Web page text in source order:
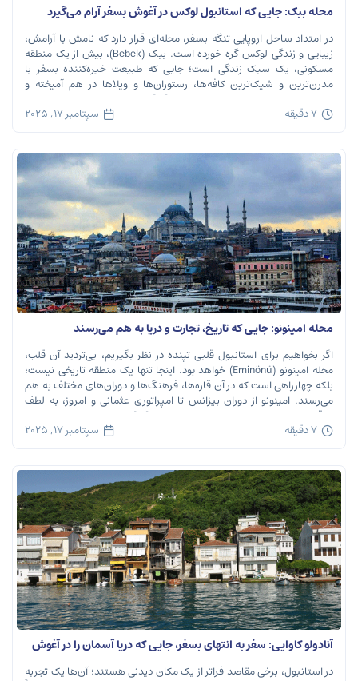
محله ببک: جایی که استانبول لوکس در آغوش بسفر آرام می‌گیرد
در امتداد ساحل اروپایی تنگه بسفر، محله‌ای قرار دارد که نامش با آرامش،
زیبایی و زندگی لوکس گره خورده است. ببک (Bebek)، بیش از یک منطقه
مسکونی، یک سبک زندگی است؛ جایی که طبیعت خیره‌کننده بسفر با
مدرن‌ترین و شیک‌ترین کافه‌ها، رستوران‌ها و ویلاها در هم آمیخته و
تصویری بی‌نظیر از استانبول معاصر را به […]
7 دقیقه سپتامبر 17, 2025
محله امینونو: جایی که تاریخ، تجارت و دریا به هم می‌رسند
اگر بخواهیم برای استانبول قلبی تپنده در نظر بگیریم، بی‌تردید آن قلب،
محله امینونو (Eminönü) خواهد بود. اینجا تنها یک منطقه تاریخی نیست؛
بلکه چهارراهی است که در آن قاره‌ها، فرهنگ‌ها و دوران‌های مختلف به هم
می‌رسند. امینونو از دوران بیزانس تا امپراتوری عثمانی و امروز، به لطف
موقعیت استراتژیک خود در دهانه خلیج شاخ […]
7 دقیقه سپتامبر 17, 2025
آنادولو کاوایی: سفر به انتهای بسفر، جایی که دریا آسمان را در آغوش
می‌گیرد
در استانبول، برخی مقاصد فراتر از یک مکان دیدنی هستند؛ آن‌ها یک تجربه